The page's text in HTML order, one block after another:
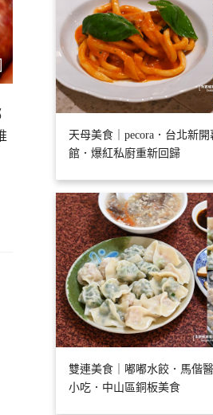
天母美食｜pecora．台北新
館．爆紅私廚重新回歸
雙連美食｜嘟嘟水餃．馬偕
小吃．中山區銅板美食